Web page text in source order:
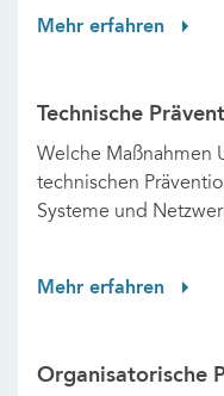
Mehr erfahren
Technische
Welche Maßnahmen
technischen
Systeme und
Mehr erfahren
Organisatorische